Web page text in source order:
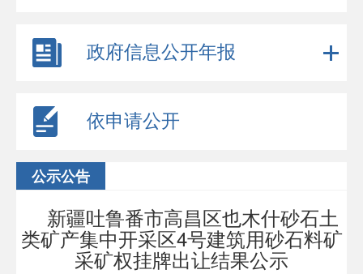
政府信息公开年报
依申请公开
公示公告
新疆吐鲁番市高昌区也木什砂石土
类矿产集中开采区4号建筑用砂石料矿
采矿权挂牌出让结果公示